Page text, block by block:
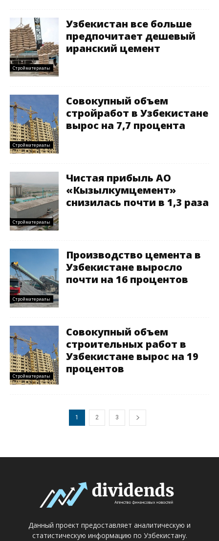
Стройматериалы
Узбекистан все больше
предпочитает дешевый
иранский цемент
Стройматериалы
Совокупный объем
стройработ в Узбекистане
вырос на 7,7 процента
Стройматериалы
Чистая прибыль АО
«Кызылкумцемент»
снизилась почти в 1,3 раза
Стройматериалы
Производство цемента в
Узбекистане выросло
почти на 16 процентов
Стройматериалы
Совокупный объем
строительных работ в
Узбекистане вырос на 19
процентов
1 2 3
Данный проект предоставляет аналитическую и
статистическую информацию по Узбекистану.